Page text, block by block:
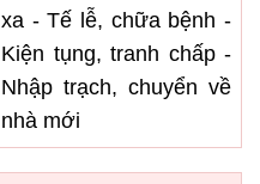
xa - Tế lễ, chữa bệnh -
Kiện tụng, tranh chấp -
Nhập trạch, chuyển về
nhà mới